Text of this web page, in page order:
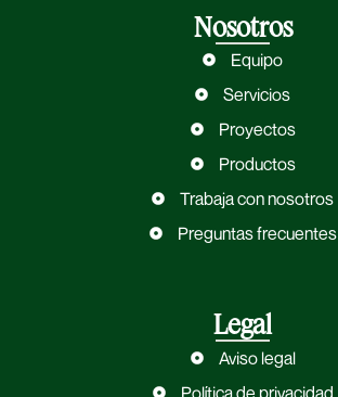
Nosotros
Equipo
Servicios
Proyectos
Productos
Trabaja con nosotros
Preguntas frecuentes
Legal
Aviso legal
Política de privacidad